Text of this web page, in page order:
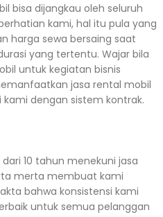
bisa dijangkau oleh seluruh
kami, hal itu pula yang
harga sewa bersaing saat
yang tertentu. Wajar bila
untuk kegiatan bisnis
jasa rental mobil
dengan sistem kontrak.
10 tahun menekuni jasa
merta membuat kami
bahwa konsistensi kami
untuk semua pelanggan